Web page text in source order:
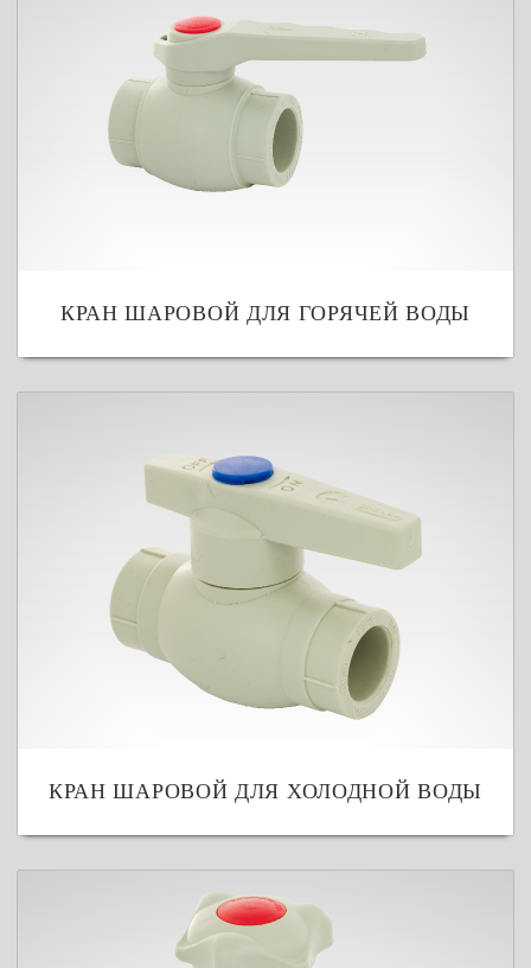
КРАН ШАРОВОЙ ДЛЯ ГОРЯЧЕЙ ВОДЫ
КРАН ШАРОВОЙ ДЛЯ ХОЛОДНОЙ ВОДЫ